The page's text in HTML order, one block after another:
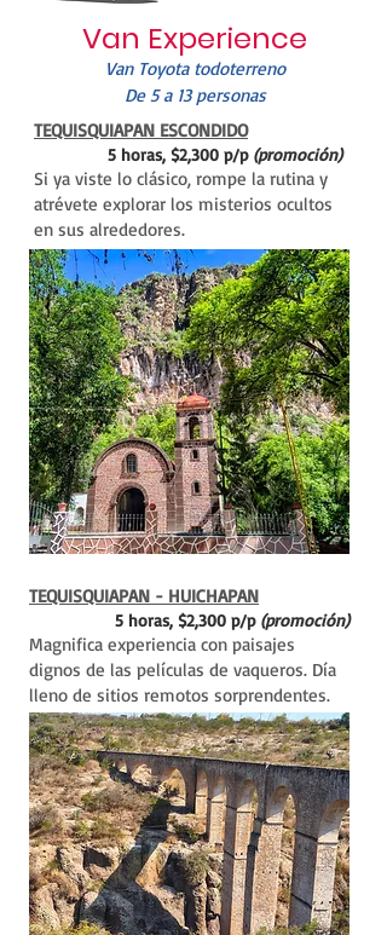
Van Experience
Van Toyota todoterreno
De 5 a 13 personas
TEQUISQUIAPAN ESCONDIDO
5 horas, $2,300 p/p(promoción)
Si ya viste lo clásico, rompe la rutina y
atrévete explorar los misterios ocultos
en sus alrededores.
TEQUISQUIAPAN - HUICHAPAN
5 horas, $2,300 p/p(promoción)
Magnifica experiencia con paisajes
dignos de las películas de vaqueros. Día
lleno de sitios remotos sorprendentes.